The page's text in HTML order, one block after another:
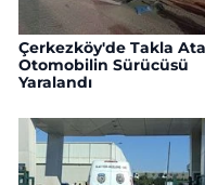
Çerkezköy'de Takla
Otomobilin Sürücüsü
Yaralandı